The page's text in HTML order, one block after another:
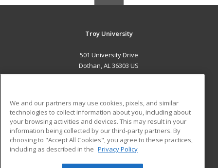
Troy University
501 University Drive
Dothan, AL 36303 US
ADDITIONAL RESOURCES
Military
Financial Assistance
Help
Student Blog
We and our partners may use cookies, pixels, and similar
technologies to collect information about you, including about
your browsing activities and devices. This may result in your
information being collected by our third-party partners. By
choosing to "Accept All Cookies", you agree to these practices,
including as described in the Privacy Policy